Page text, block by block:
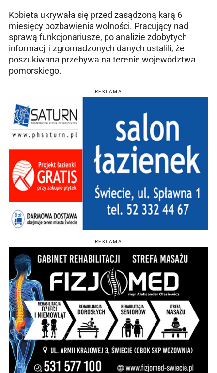
Kobieta ukrywała się przed zasądzoną karą 6
miesięcy pozbawienia wolności. Pracujący nad
sprawą funkcjonariusze, po analizie zdobytych
informacji i zgromadzonych danych ustalili, że
poszukiwana przebywa na terenie województwa
pomorskiego.
REKLAMA
REKLAMA